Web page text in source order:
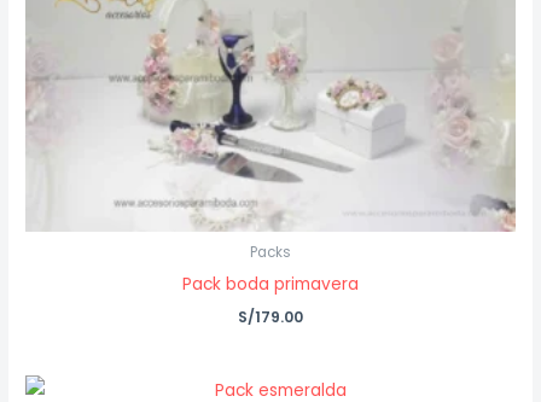
Packs
Pack boda primavera
S/179.00